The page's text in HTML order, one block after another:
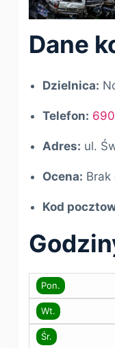
Dane
Dzielnica:
Telefon:
Adres: ul.
Ocena: Brak
Kod
Pon.
Wt.
Śr.